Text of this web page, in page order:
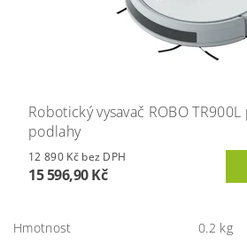
Robotický vysavač ROBO
podlahy
12 890 Kč bez DPH
15 596,90 Kč
Hmotnost 0.2 kg